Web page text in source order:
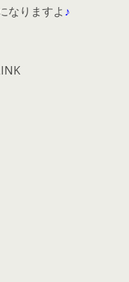
なりますよ♪